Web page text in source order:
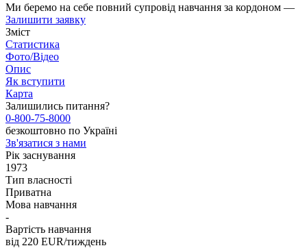
Ми беремо на себе повний супровід навчання за кордоном —
Залишити заявку
Зміст
Статистика
Фото/Відео
Опис
Як вступити
Карта
Залишились питання?
0-800-75-8000
безкоштовно по Україні
Зв'язатися з нами
Рік заснування
1973
Тип власності
Приватна
Мова навчання
-
Вартість навчання
від 220 EUR/тиждень